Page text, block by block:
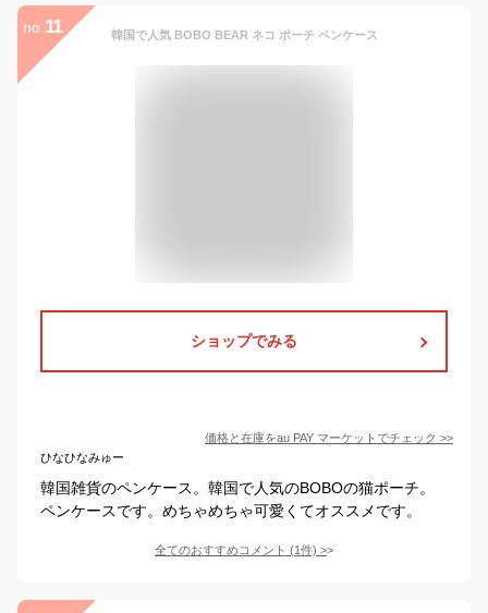
no. 11 韓国で人気 BOBO BEAR ネコ ポーチ ペンケース
ショップでみる
価格と在庫をau PAY マーケット でチェック >>
ひなひなみゅー
韓国雑貨のペンケース。韓国で人気のBOBOの猫ポーチ。
ペンケースです。めちゃめちゃ可愛くてオススメです。
全てのおすすめコメント (1件) >